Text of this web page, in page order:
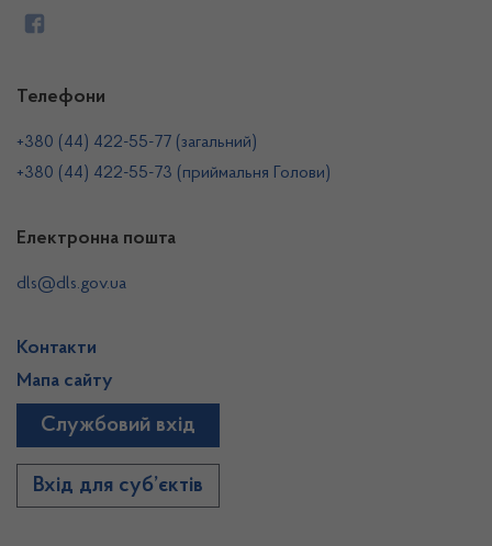
Телефони
+380 (44) 422-55-77 (загальний)
+380 (44) 422-55-73 (приймальня Голови)
Електронна пошта
dls@dls.gov.ua
Контакти
Мапа сайту
Службовий вхід
Вхід для суб’єктів